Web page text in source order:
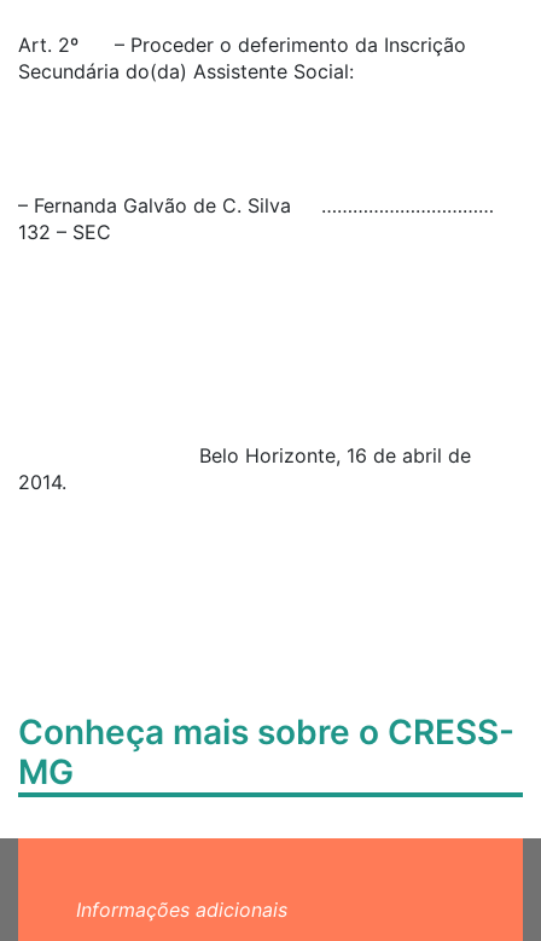
Art. 2º – Proceder o deferimento da Inscrição
Secundária do(da) Assistente Social:
– Fernanda Galvão de C. Silva ……………………………
132 – SEC
Belo Horizonte, 16 de abril de
2014.
Conheça mais sobre o CRESS-
MG
Informações adicionais